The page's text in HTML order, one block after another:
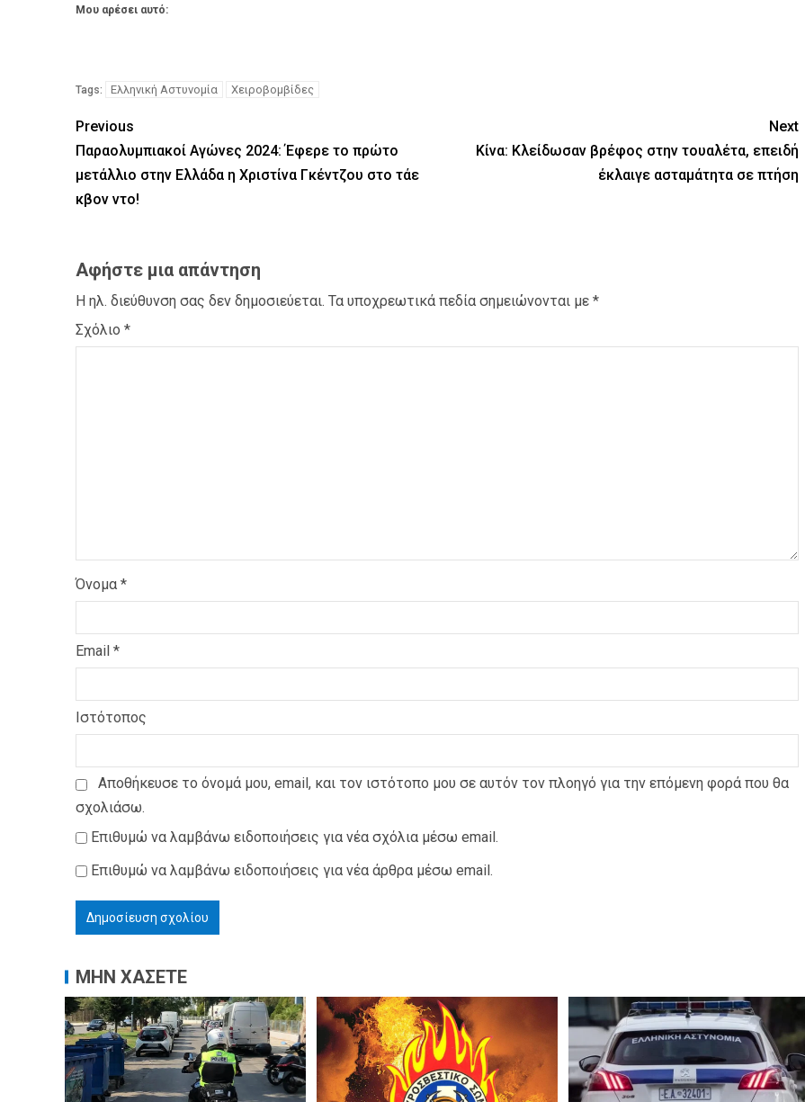
Μου αρέσει αυτό:
Tags: Ελληνική Αστυνομία Χειροβομβίδες
Previous
Παραολυμπιακοί Αγώνες 2024: Έφερε το πρώτο
μετάλλιο στην Ελλάδα η Χριστίνα Γκέντζου στο τάε
κβον ντο!
Next
Κίνα: Κλείδωσαν βρέφος στην τουαλέτα, επειδή
έκλαιγε ασταμάτητα σε πτήση
Αφήστε μια απάντηση
Η ηλ. διεύθυνση σας δεν δημοσιεύεται. Τα υποχρεωτικά πεδία σημειώνονται με *
Σχόλιο *
Όνομα *
Email *
Ιστότοπος
Αποθήκευσε το όνομά μου, email, και τον ιστότοπο μου σε αυτόν τον πλοηγό για την επόμενη φορά που θα
σχολιάσω.
Επιθυμώ να λαμβάνω ειδοποιήσεις για νέα σχόλια μέσω email.
Επιθυμώ να λαμβάνω ειδοποιήσεις για νέα άρθρα μέσω email.
ΜΗΝ ΧΑΣΕΤΕ